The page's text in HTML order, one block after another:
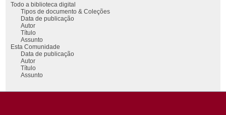
Todo a biblioteca digital
Tipos de documento & Coleções
Data de publicação
Autor
Título
Assunto
Esta Comunidade
Data de publicação
Autor
Título
Assunto